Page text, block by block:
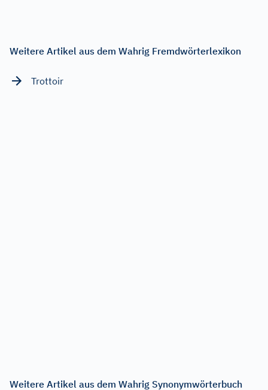
Weitere Artikel aus dem Wahrig Fremdwörterlexikon
Trottoir
Weitere Artikel aus dem Wahrig Synonymwörterbuch